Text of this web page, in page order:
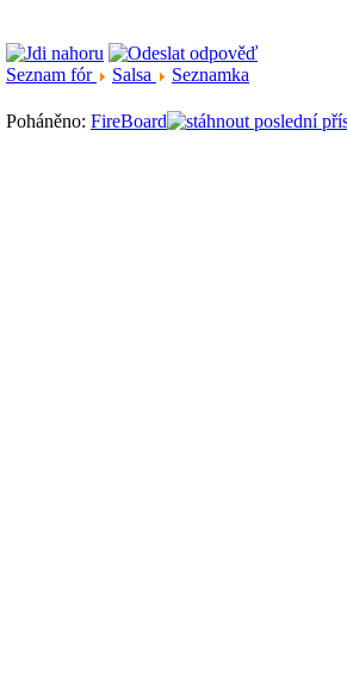
Seznam fór Salsa Seznamka
Poháněno: FireBoard